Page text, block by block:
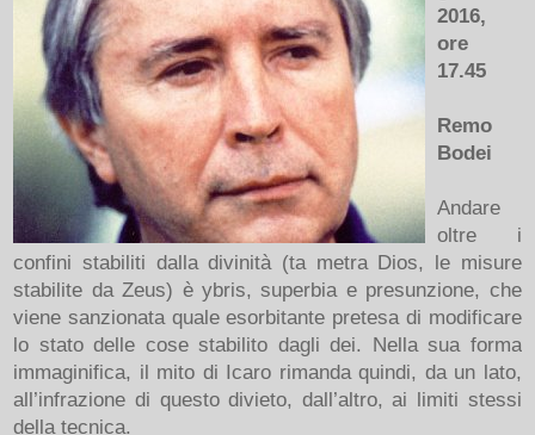
2016,
ore
17.45
Remo
Bodei
Andare
oltre i
confini stabiliti dalla divinità (ta metra Dios, le misure
stabilite da Zeus) è ybris, superbia e presunzione, che
viene sanzionata quale esorbitante pretesa di modificare
lo stato delle cose stabilito dagli dei. Nella sua forma
immaginifica, il mito di Icaro rimanda quindi, da un lato,
all’infrazione di questo divieto, dall’altro, ai limiti stessi
della tecnica.